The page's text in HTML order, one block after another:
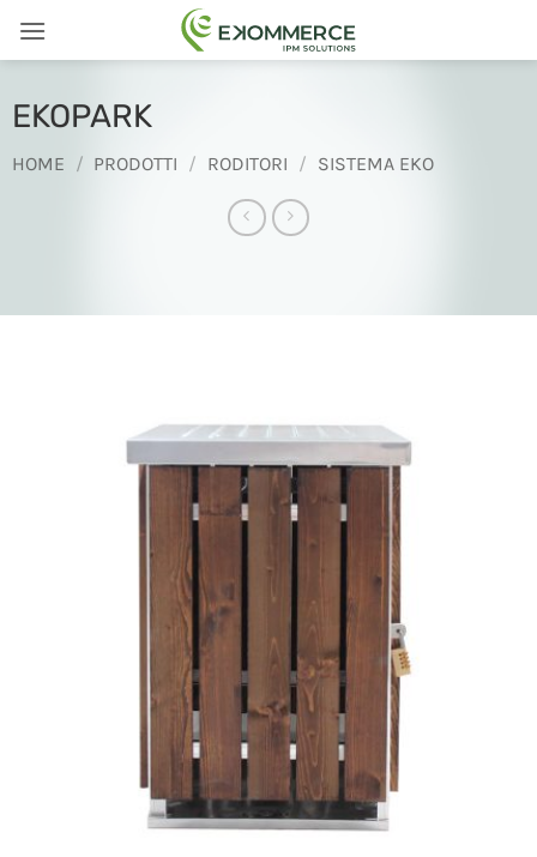
EKOPARK
HOME / PRODOTTI / RODITORI / SISTEMA EKO